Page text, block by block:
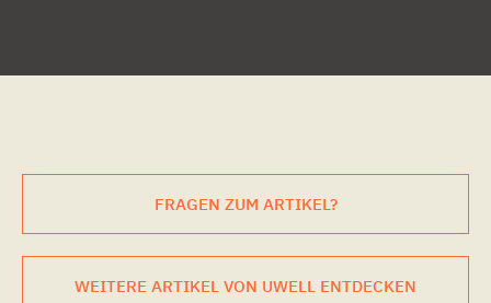
FRAGEN ZUM ARTIKEL?
WEITERE ARTIKEL VON UWELL ENTDECKEN